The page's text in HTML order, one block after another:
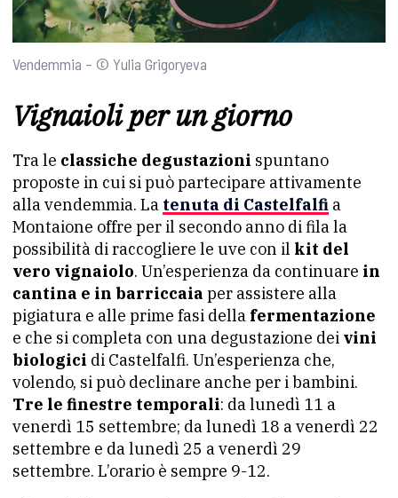
Vendemmia – © Yulia Grigoryeva
Vignaioli per un giorno
Tra le classiche degustazioni spuntano
proposte in cui si può partecipare attivamente
alla vendemmia. La tenuta di Castelfalfi a
Montaione offre per il secondo anno di fila la
possibilità di raccogliere le uve con il kit del
vero vignaiolo. Un’esperienza da continuare in
cantina e in barriccaia per assistere alla
pigiatura e alle prime fasi della fermentazione
e che si completa con una degustazione dei vini
biologici di Castelfalfi. Un’esperienza che,
volendo, si può declinare anche per i bambini.
Tre le finestre temporali: da lunedì 11 a
venerdì 15 settembre; da lunedì 18 a venerdì 22
settembre e da lunedì 25 a venerdì 29
settembre. L’orario è sempre 9-12.